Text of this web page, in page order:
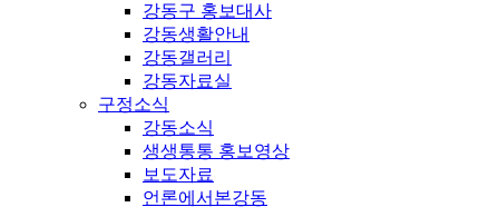
강동구 홍보대사
강동생활안내
강동갤러리
강동자료실
구정소식
강동소식
생생통통 홍보영상
보도자료
언론에서본강동